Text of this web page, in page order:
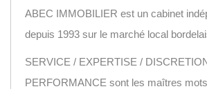
ABEC IMMOBILIER est un cabinet
depuis 1993 sur le marché local
SERVICE / EXPERTISE /
PERFORMANCE sont les maîtres